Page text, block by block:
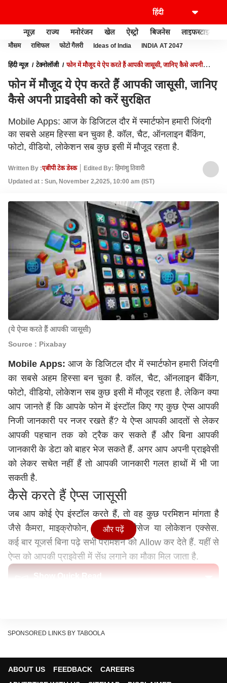
न्यूज़ राज्य मनोरंजन खेल ऐस्ट्रो बिजनेस लाइफस्टाइल
मौसम राशिफल फोटो गैलरी Ideas of India INDIA AT 2047
हिंदी न्यूज़ टेक्नोलॉजी
फोन में मौजूद ये ऐप करते हैं आपकी जासूसी, जानिए कैसे अपनी
फोन में मौजूद ये ऐप करते हैं आपकी जासूसी, जानिए
कैसे अपनी प्राइवेसी को करें सुरक्षित
Mobile Apps: आज के डिजिटल दौर में स्मार्टफोन हमारी जिंदगी
का सबसे अहम हिस्सा बन चुका है. कॉल, चैट, ऑनलाइन बैंकिंग,
फोटो, वीडियो, लोकेशन सब कुछ इसी में मौजूद रहता है.
Written By :एबीपी टेक डेस्क
Edited By: हिमांशु तिवारी
Updated at : Sun, November 2,2025, 10:00 am (IST)
(ये ऐप्स करते हैं आपकी जासूसी)
Source : Pixabay
Mobile Apps: आज के डिजिटल दौर में स्मार्टफोन हमारी जिंदगी
का सबसे अहम हिस्सा बन चुका है. कॉल, चैट, ऑनलाइन बैंकिंग,
फोटो, वीडियो, लोकेशन सब कुछ इसी में मौजूद रहता है. लेकिन क्या
आप जानते हैं कि आपके फोन में इंस्टॉल किए गए कुछ ऐप्स आपकी
निजी जानकारी पर नजर रखते हैं? ये ऐप्स आपकी आदतों से लेकर
आपकी पहचान तक को ट्रैक कर सकते हैं और बिना आपकी
जानकारी के डेटा को बाहर भेज सकते हैं. अगर आप अपनी प्राइवेसी
को लेकर सचेत नहीं हैं तो आपकी जानकारी गलत हाथों में भी जा
सकती है.
कैसे करते हैं ऐप्स जासूसी
जब आप कोई ऐप इंस्टॉल करते हैं, तो वह कुछ परमिशन मांगता है
जैसे कैमरा, माइक्रोफोन, कॉन्टैक्ट्स, मैसेज या लोकेशन एक्सेस.
कई बार यूजर्स बिना पढ़े सभी परमिशन को Allow कर देते हैं. यहीं से
ऐप्स को आपकी प्राइवेसी में सेंध लगाने का मौका मिल जाता है.
Show Quick Read
माइक्रोफोन की जरूरत नहीं होती लेकिन फिर भी वह इनका एक्सेस
करते रहते हैं और आपके डेटा को अपने सर्वर या थर्ड-पार्टी कंपनियों
को भेज सकते हैं.
और पढ़ें
SPONSORED LINKS BY TABOOLA
ABOUT US FEEDBACK
CAREERS